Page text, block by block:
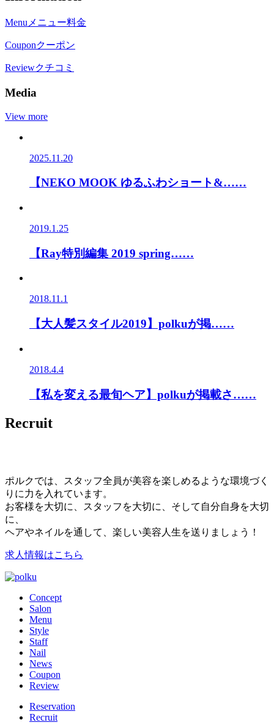
Menu メニュー料金
Couponクーポン
Reviewクチコミ
Media
View more
2025.11.20
【NEKO MOOK ゆるふわショート&……
2019.1.25
【Ray特別編集 2019 spring……
2018.11.1
【大人髪スタイル2019】polkuが掲……
2018.4.4
【私を変える最旬ヘア】polkuが掲載さ……
Recruit
ポルクでは、スタッフ全員が美容を楽しめるような環境づく
りに力を入れています。
お客様を大切に、スタッフを大切に、そして自分自身を大切
に、
ヘアやネイルを通して、楽しい美容人生を送りましょう！
求人情報はこちら
Concept
Salon
Menu
Style
Staff
Nail
News
Coupon
Review
Reservation
Recruit